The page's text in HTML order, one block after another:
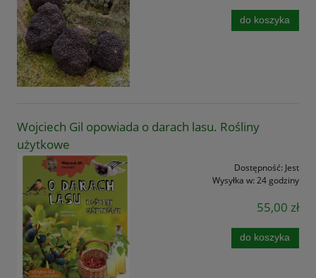
do koszyka
Wojciech Gil opowiada o darach lasu. Rośliny
użytkowe
Dostępność: Jest
Wysyłka w: 24 godziny
55,00 zł
do koszyka